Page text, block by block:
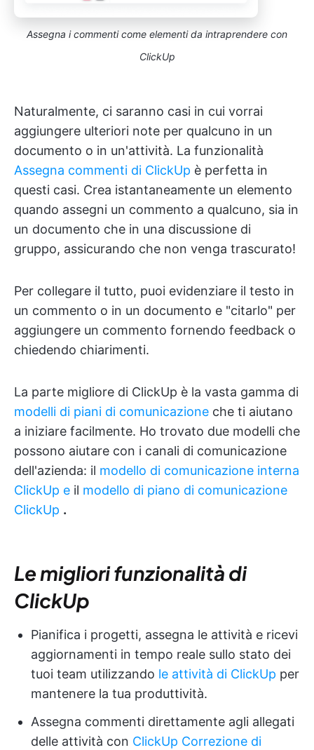
Assegna i commenti come elementi da intraprendere con
ClickUp
Naturalmente, ci saranno casi in cui vorrai
aggiungere ulteriori note per qualcuno in un
documento o in un'attività. La funzionalità
Assegna commenti di ClickUp è perfetta in
questi casi. Crea istantaneamente un elemento
quando assegni un commento a qualcuno, sia in
un documento che in una discussione di
gruppo, assicurando che non venga trascurato!
Per collegare il tutto, puoi evidenziare il testo in
un commento o in un documento e "citarlo" per
aggiungere un commento fornendo feedback o
chiedendo chiarimenti.
La parte migliore di ClickUp è la vasta gamma di
modelli di piani di comunicazione che ti aiutano
a iniziare facilmente. Ho trovato due modelli che
possono aiutare con i canali di comunicazione
dell'azienda: il modello di comunicazione interna
ClickUp e il modello di piano di comunicazione
ClickUp .
Le migliori funzionalità di
ClickUp
Pianifica i progetti, assegna le attività e ricevi
aggiornamenti in tempo reale sullo stato dei
tuoi team utilizzando le attività di ClickUp per
mantenere la tua produttività.
Assegna commenti direttamente agli allegati
delle attività con ClickUp Correzione di